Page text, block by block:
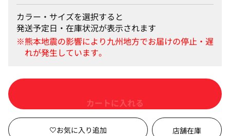
カラー・サイズを選択すると
発送予定日・在庫状況が表示されます
店舗在庫